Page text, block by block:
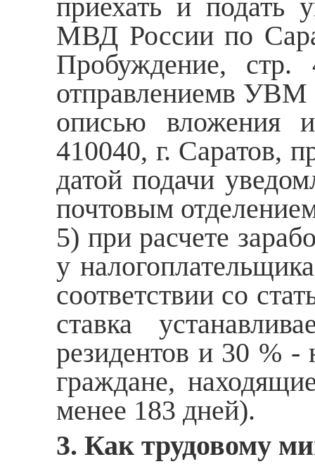
приехать и подать
МВД России по
Пробуждение, стр.
отправлениемв УВМ
описью вложения
410040, г. Саратов,
датой подачи
почтовым
5) при расчете
у
соответствии со
ставка
резидентов и 30 % -
граждане,
менее 183 дней).
3. Как трудовому